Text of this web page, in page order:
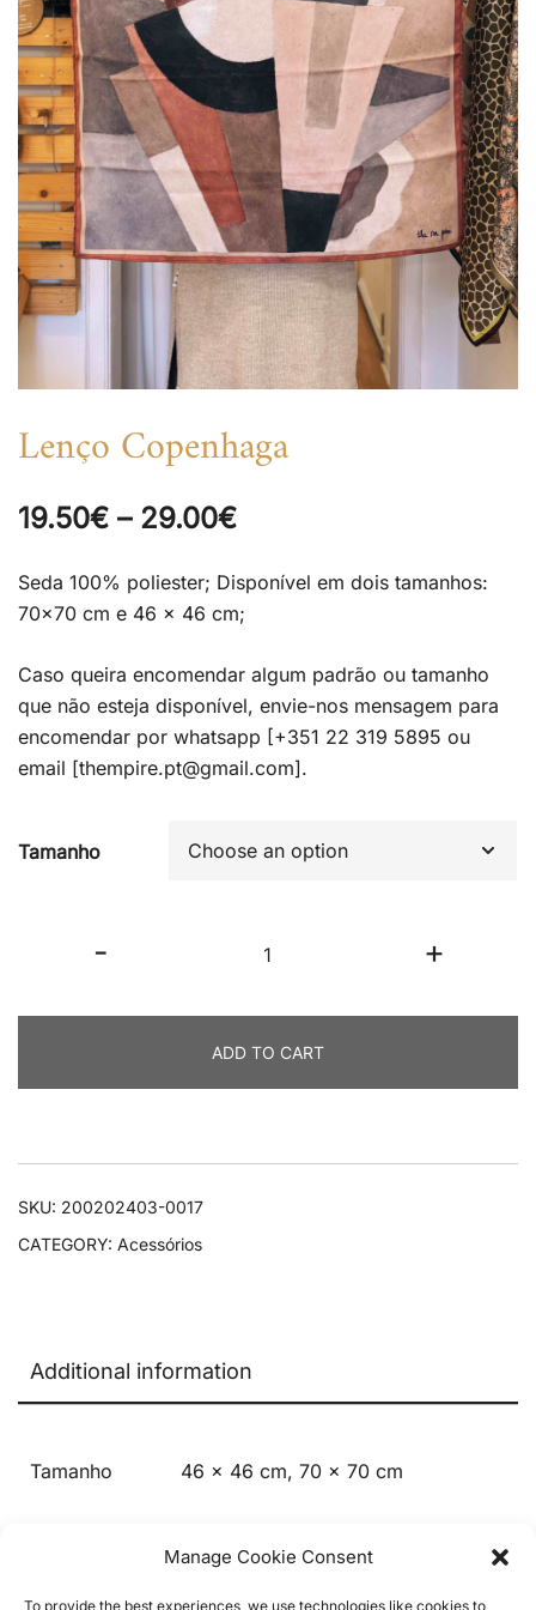
Manage Cookie Consent
To provide the best experiences, we use technologies like cookies to
Lenço Copenhaga
19.50€ – 29.00€Price
range:
19.50€
through
29.00€
Seda 100% poliester; Disponível em dois tamanhos:
70×70 cm e 46 x 46 cm;
Caso queira encomendar algum padrão ou tamanho
que não esteja disponível, envie-nos mensagem para
encomendar por whatsapp [+351 22 319 5895 ou
email [thempire.pt@gmail.com].
Tamanho
-
Copenhaga
+
ADD TO CART
SKU: 200202403-0017
CATEGORY: Acessórios
Additional information
Tamanho 46 x 46 cm, 70 x 70 cm